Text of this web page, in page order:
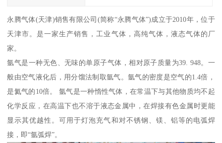
永腾气体(天津)销售有限公司(简称“永腾气体”)成立于2010年，位于
天津市。是一家生产销售，工业气体，高纯气体，液态气体的厂
家。
氩气是一种无色、无味的单原子气体，相对原子质量为39. 948。一
般由空气液化后，用分馏法制取氩气。氩气的密度是空气的1.4倍，
是氦气的10倍。 氩气是一种惰性气体，在常温下与其他物质均不起
化学反应，在高温下也不溶于液态金属中，在焊接有色金属时更能
显示其优越性。可用于灯泡充气和对不锈钢、镁、铝等的电弧焊
接，即“氩弧焊”。